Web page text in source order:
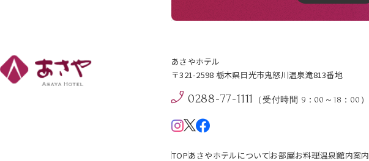
あさやホテル
〒321-2598 栃木県日光市鬼怒川温泉滝813番地
0288-77-1111 （受付時間 9：00～18：00）
TOPあさやホテルについてお部屋お料理温泉館内案内